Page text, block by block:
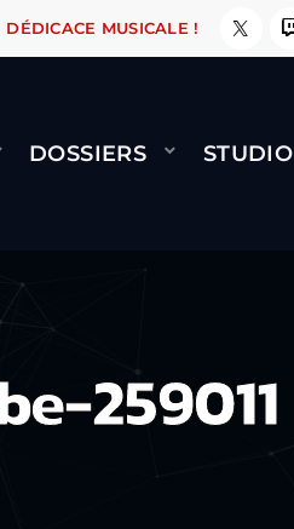
LE FAIT ! NAMI
DÉDICACE MUSICALE !
DOSSIERS STUDIO
259011